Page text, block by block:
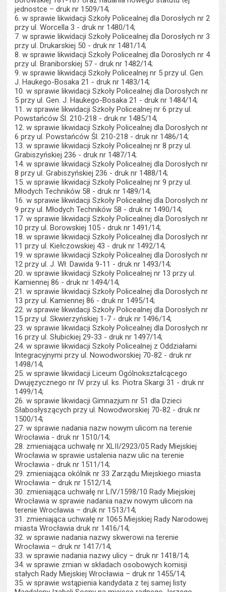
jednostce – druk nr 1509/14;
6. w sprawie likwidacji Szkoły Policealnej dla Dorosłych nr 2
przy ul. Worcella 3 - druk nr 1480/14;
7. w sprawie likwidacji Szkoły Policealnej dla Dorosłych nr 3
przy ul. Drukarskiej 50 - druk nr 1481/14;
8. w sprawie likwidacji Szkoły Policealnej dla Dorosłych nr 4
przy ul. Braniborskiej 57 - druk nr 1482/14;
9. w sprawie likwidacji Szkoły Policealnej nr 5 przy ul. Gen.
J. Haukego-Bosaka 21 - druk nr 1483/14;
10. w sprawie likwidacji Szkoły Policealnej dla Dorosłych nr
5 przy ul. Gen. J. Haukego-Bosaka 21 - druk nr 1484/14;
11. w sprawie likwidacji Szkoły Policealnej nr 6 przy ul.
Powstańców Śl. 210-218 - druk nr 1485/14;
12. w sprawie likwidacji Szkoły Policealnej dla Dorosłych nr
6 przy ul. Powstańców Śl. 210-218 - druk nr 1486/14;
13. w sprawie likwidacji Szkoły Policealnej nr 8 przy ul.
Grabiszyńskiej 236 - druk nr 1487/14;
14. w sprawie likwidacji Szkoły Policealnej dla Dorosłych nr
8 przy ul. Grabiszyńskiej 236 - druk nr 1488/14;
15. w sprawie likwidacji Szkoły Policealnej nr 9 przy ul.
Młodych Techników 58 - druk nr 1489/14;
16. w sprawie likwidacji Szkoły Policealnej dla Dorosłych nr
9 przy ul. Młodych Techników 58 - druk nr 1490/14;
17. w sprawie likwidacji Szkoły Policealnej dla Dorosłych nr
10 przy ul. Borowskiej 105 - druk nr 1491/14;
18. w sprawie likwidacji Szkoły Policealnej dla Dorosłych nr
11 przy ul. Kiełczowskiej 43 - druk nr 1492/14;
19. w sprawie likwidacji Szkoły Policealnej dla Dorosłych nr
12 przy ul. J. Wł. Dawida 9-11 - druk nr 1493/14;
20. w sprawie likwidacji Szkoły Policealnej nr 13 przy ul.
Kamiennej 86 - druk nr 1494/14;
21. w sprawie likwidacji Szkoły Policealnej dla Dorosłych nr
13 przy ul. Kamiennej 86 - druk nr 1495/14;
22. w sprawie likwidacji Szkoły Policealnej dla Dorosłych nr
15 przy ul. Skwierzyńskiej 1-7 - druk nr 1496/14;
23. w sprawie likwidacji Szkoły Policealnej dla Dorosłych nr
16 przy ul. Słubickiej 29-33 - druk nr 1497/14;
24. w sprawie likwidacji Szkoły Policealnej z Oddziałami
Integracyjnymi przy ul. Nowodworskiej 70-82 - druk nr
1498/14;
25. w sprawie likwidacji Liceum Ogólnokształcącego
Dwujęzycznego nr IV przy ul. ks. Piotra Skargi 31 - druk nr
1499/14;
26. w sprawie likwidacji Gimnazjum nr 51 dla Dzieci
Słabosłyszących przy ul. Nowodworskiej 70-82 - druk nr
1500/14;
27. w sprawie nadania nazw nowym ulicom na terenie
Wrocławia - druk nr 1510/14;
28. zmieniająca uchwałę nr XLII/2923/05 Rady Miejskiej
Wrocławia w sprawie ustalenia nazw ulic na terenie
Wrocławia - druk nr 1511/14;
29. zmieniająca okólnik nr 33 Zarządu Miejskiego miasta
Wrocławia – druk nr 1512/14;
30. zmieniająca uchwałę nr LIV/1598/10 Rady Miejskiej
Wrocławia w sprawie nadania nazw nowym ulicom na
terenie Wrocławia – druk nr 1513/14;
31. zmieniająca uchwałę nr 1065 Miejskiej Rady Narodowej
miasta Wrocławia druk nr 1416/14;
32. w sprawie nadania nazwy skwerowi na terenie
Wrocławia – druk nr 1417/14;
33. w sprawie nadania nazwy ulicy – druk nr 1418/14;
34. w sprawie zmian w składach osobowych komisji
stałych Rady Miejskiej Wrocławia – druk nr 1455/14;
35. w sprawie wstąpienia kandydata z tej samej listy